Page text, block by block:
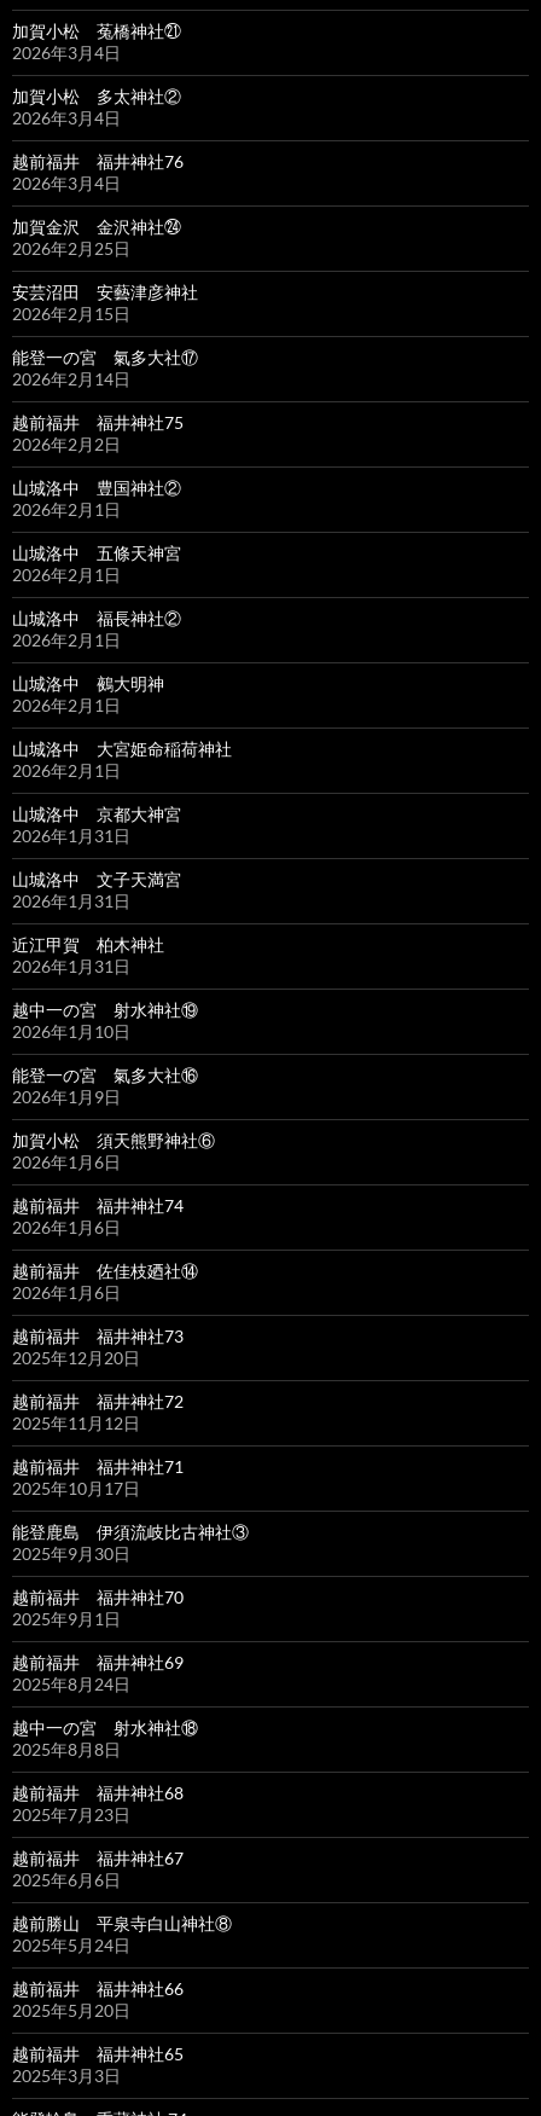
加賀小松 菟橋神社㉑
2026年3月4日
加賀小松 多太神社②
2026年3月4日
越前福井 福井神社76
2026年3月4日
加賀金沢 金沢神社㉔
2026年2月25日
安芸沼田 安藝津彦神社
2026年2月15日
能登一の宮 氣多大社⑰
2026年2月14日
越前福井 福井神社75
2026年2月2日
山城洛中 豊国神社②
2026年2月1日
山城洛中 五條天神宮
2026年2月1日
山城洛中 福長神社②
2026年2月1日
山城洛中 鵺大明神
2026年2月1日
山城洛中 大宮姫命稲荷神社
2026年2月1日
山城洛中 京都大神宮
2026年1月31日
山城洛中 文子天満宮
2026年1月31日
近江甲賀 柏木神社
2026年1月31日
越中一の宮 射水神社⑲
2026年1月10日
能登一の宮 氣多大社⑯
2026年1月9日
加賀小松 須天熊野神社⑥
2026年1月6日
越前福井 福井神社74
2026年1月6日
越前福井 佐佳枝廼社⑭
2026年1月6日
越前福井 福井神社73
2025年12月20日
越前福井 福井神社72
2025年11月12日
越前福井 福井神社71
2025年10月17日
能登鹿島 伊須流岐比古神社③
2025年9月30日
越前福井 福井神社70
2025年9月1日
越前福井 福井神社69
2025年8月24日
越中一の宮 射水神社⑱
2025年8月8日
越前福井 福井神社68
2025年7月23日
越前福井 福井神社67
2025年6月6日
越前勝山 平泉寺白山神社⑧
2025年5月24日
越前福井 福井神社66
2025年5月20日
越前福井 福井神社65
2025年3月3日